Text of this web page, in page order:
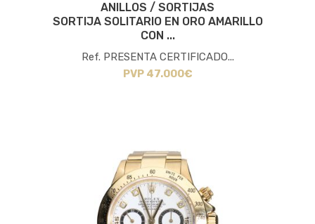
ANILLOS / SORTIJAS
SORTIJA SOLITARIO EN ORO AMARILLO
CON ...
Ref. PRESENTA CERTIFICADO...
PVP 47.000€